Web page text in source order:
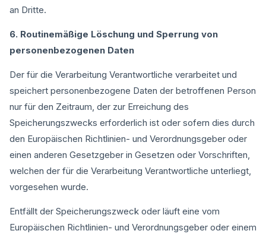
an Dritte.
6. Routinemäßige Löschung und Sperrung von
personenbezogenen Daten
Der für die Verarbeitung Verantwortliche verarbeitet und
speichert personenbezogene Daten der betroffenen Person
nur für den Zeitraum, der zur Erreichung des
Speicherungszwecks erforderlich ist oder sofern dies durch
den Europäischen Richtlinien- und Verordnungsgeber oder
einen anderen Gesetzgeber in Gesetzen oder Vorschriften,
welchen der für die Verarbeitung Verantwortliche unterliegt,
vorgesehen wurde.
Entfällt der Speicherungszweck oder läuft eine vom
Europäischen Richtlinien- und Verordnungsgeber oder einem